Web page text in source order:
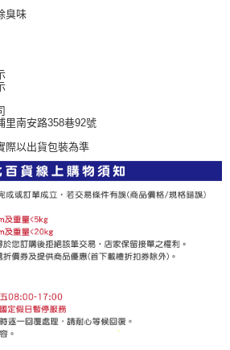
式進行付款，方視為交易完成。
不需立刻繳費，但若您需要取消訂單，請聯絡
意取消之訂單仍視為有效，需透過AFTEE先享
先享後付 」之結帳頁面顯示為準，若有關於
欲退款等相關疑問，請聯繫「AFTEE先享後付
support/home
公司提供之「AFTEE先享後付」服務完成之交
內提供個人資料，並將交易相關給付款項請求債
公司。
，請瀏覽以下網址：
徵得法定代理人或監護人之同意方可使用
經同意申辦者引起之損失，本公司不負相關責
」時，將依據個別帳號之用戶狀況，依本公司即
或使用他人資訊註冊。若發現惡意使用之情形，
權停止該用戶之使用額度並採取法律行動。
以上)免運費
以上)免運費
含以上)免運費
臭味
里南安路358巷92號
際以出貨包裝為準